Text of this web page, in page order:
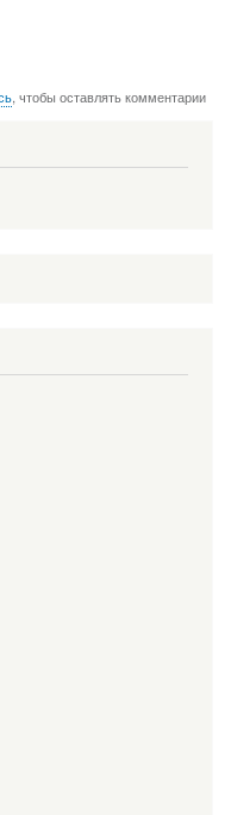
, чтобы оставлять комментарии